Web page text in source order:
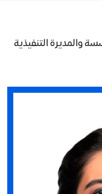
والمديرة التنفيذية